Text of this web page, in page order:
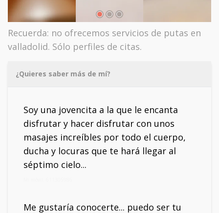
Recuerda: no ofrecemos servicios de putas en
valladolid. Sólo perfiles de citas.
¿Quieres saber más de mí?
Soy una jovencita a la que le encanta
disfrutar y hacer disfrutar con unos
masajes increíbles por todo el cuerpo,
ducha y locuras que te hará llegar al
séptimo cielo...
Me gustaría conocerte... puedo ser tu